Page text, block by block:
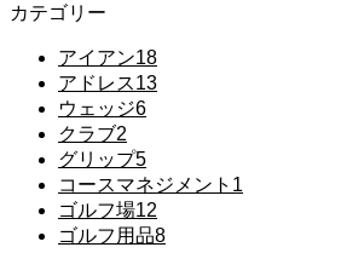
カテゴリー
アイアン18
アドレス13
ウェッジ6
クラブ2
グリップ5
コースマネジメント 1
ゴルフ場12
ゴルフ用品8